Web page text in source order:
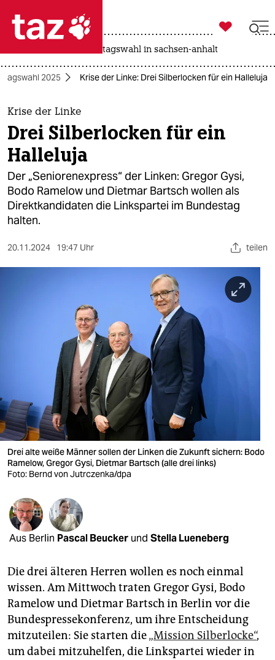
 taz zahl ich
taz zahl ich
themen
politik
öko
gesellschaft
kultur
sport
veranstaltungen
shop
fragen & hilfe
unterstützen
abo
genossenschaft

taz zahl ich
landtagswahl in sachsen-anhalt
2025 Krise der Linke: Drei Silberlocken für ein Halleluja
Krise der Linke
Drei Silberlocken für ein
Halleluja
Der „Seniorenexpress“ der Linken: Gregor Gysi,
Bodo Ramelow und Dietmar Bartsch wollen als
Direktkandidaten die Linkspartei im Bundestag
halten.
20.11.2024 19:47 Uhr teilen
Drei alte weiße Männer sollen der Linken die Zukunft sichern: Bodo
Ramelow, Gregor Gysi, Dietmar Bartsch (alle drei links)
Foto: Bernd von Jutrczenka/dpa
Aus Berlin Pascal Beucker und Stella Lueneberg
Die drei älteren Herren wollen es noch einmal
wissen. Am Mittwoch traten Gregor Gysi, Bodo
Ramelow und Dietmar Bartsch in Berlin vor die
Bundespressekonferenz, um ihre Entscheidung
mitzuteilen: Sie starten die„Mission Silberlocke“,
um dabei mitzuhelfen, die Linkspartei wieder in